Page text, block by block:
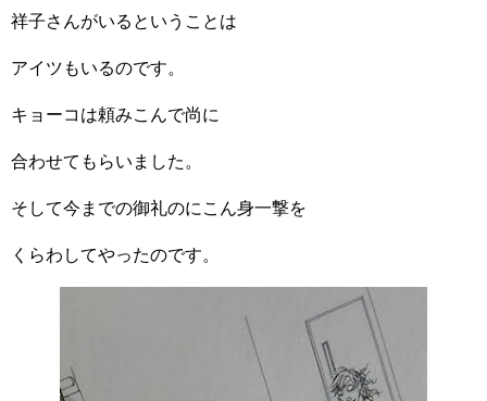
祥子さんがいるということは
アイツもいるのです。
キョーコは頼みこんで尚に
合わせてもらいました。
そして今までの御礼のにこん身一撃を
くらわしてやったのです。